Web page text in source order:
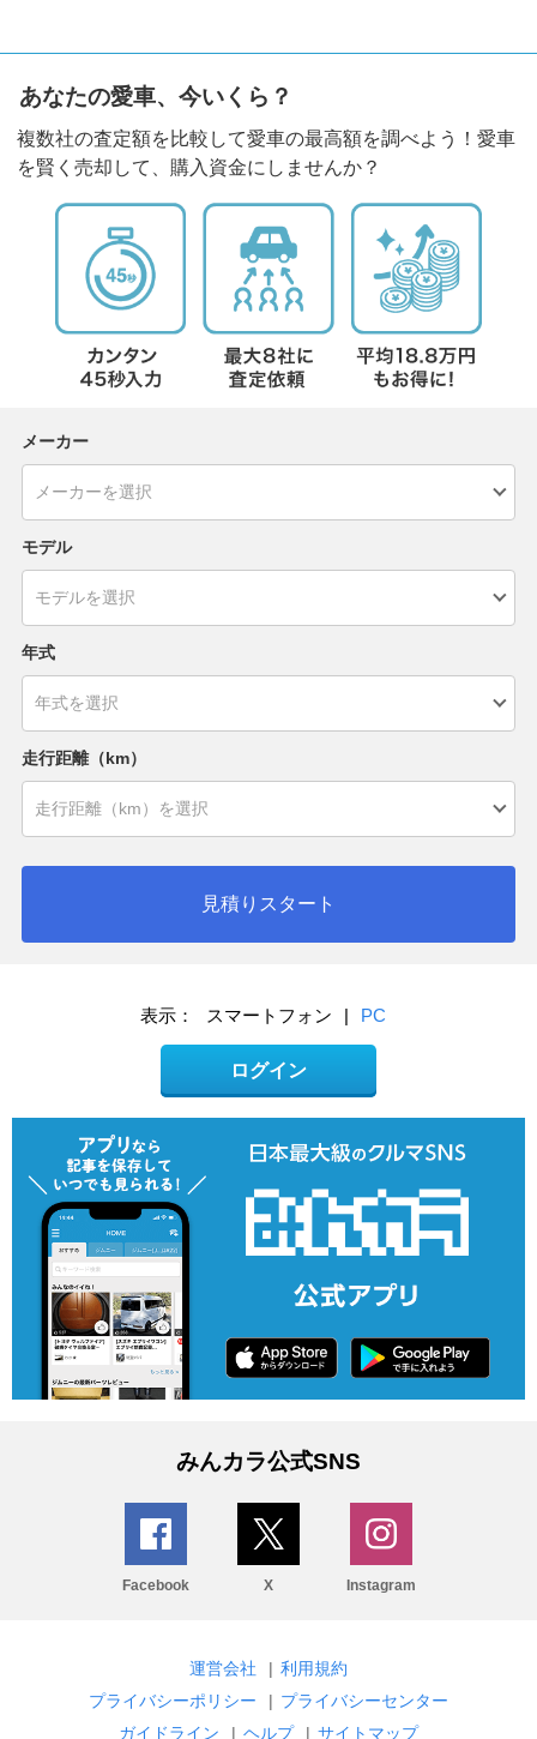
あなたの愛車、今いくら？
複数社の査定額を比較して愛車の最高額を調べよう！愛車
を賢く売却して、購入資金にしませんか？
メーカー
モデル
年式
走行距離（km）
見積りスタート
表示： スマートフォン | PC
ログイン
みんカラ公式SNS
Facebook X Instagram
運営会社 | 利用規約
プライバシーポリシー
| プライバシーセンター
ガイドライン
| ヘルプ | サイトマップ